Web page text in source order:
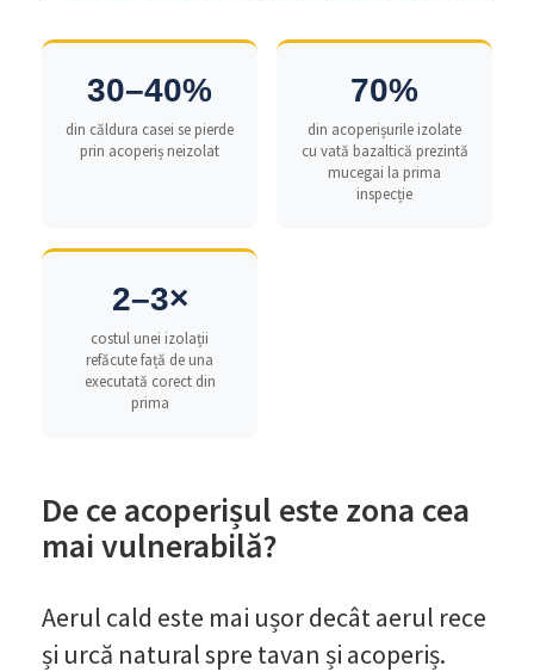
30–40%
din căldura casei se pierde
prin acoperiș neizolat
70%
din acoperișurile izolate
cu vată bazaltică prezintă
mucegai la prima
inspecție
2–3×
costul unei izolații
refăcute față de una
executată corect din
prima
De ce acoperișul este zona cea
mai vulnerabilă?
Aerul cald este mai ușor decât aerul rece
și urcă natural spre tavan și acoperiș.